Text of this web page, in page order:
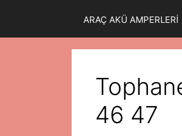
ARAÇ AKÜ AMPERLERİ
46 47